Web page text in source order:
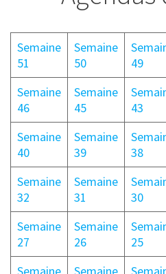
Semaine
51
Semaine
50
49
Semaine
46
Semaine
45
43
Semaine
40
Semaine
39
38
Semaine
32
Semaine
31
30
Semaine
27
Semaine
26
25
Semaine
Semaine